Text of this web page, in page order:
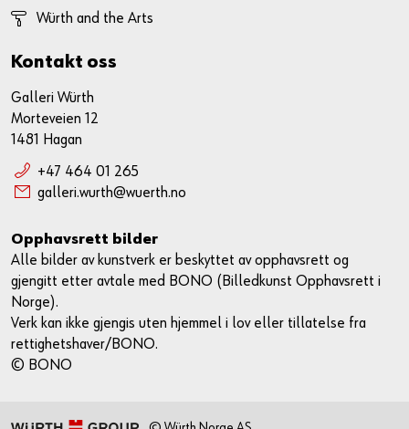
Würth and the Arts
Kontakt oss
Galleri Würth
Morteveien 12
1481 Hagan
+47 464 01 265
galleri.wurth@wuerth.no
Opphavsrett bilder
Alle bilder av kunstverk er beskyttet av opphavsrett og
gjengitt etter avtale med BONO (Billedkunst Opphavsrett i
Norge).
Verk kan ikke gjengis uten hjemmel i lov eller tillatelse fra
rettighetshaver/BONO.
© BONO